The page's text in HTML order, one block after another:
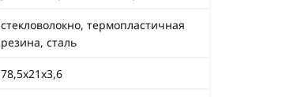
стекловолокно, термопластичная
резина, сталь
78,5х21х3,6